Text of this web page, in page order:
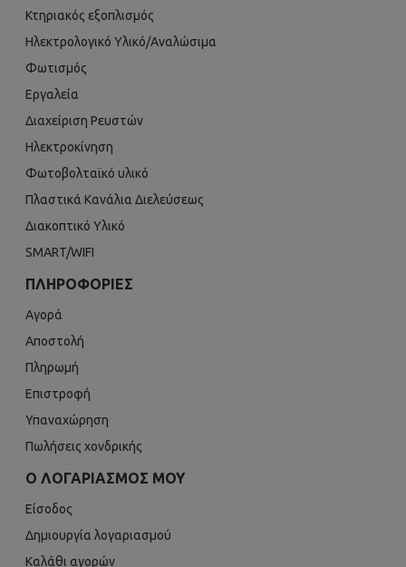
Κτηριακός εξοπλισμός
Ηλεκτρολογικό Υλικό/Αναλώσιμα
Φωτισμός
Εργαλεία
Διαχείριση Ρευστών
Ηλεκτροκίνηση
Φωτοβολταϊκό υλικό
Πλαστικά Κανάλια Διελεύσεως
Διακοπτικό Υλικό
SMART/WIFI
ΠΛΗΡΟΦΟΡΊΕΣ
Αγορά
Αποστολή
Πληρωμή
Επιστροφή
Υπαναχώρηση
Πωλήσεις χονδρικής
Ο ΛΟΓΑΡΙΑΣΜΌΣ ΜΟΥ
Είσοδος
Δημιουργία λογαριασμού
Καλάθι αγορών